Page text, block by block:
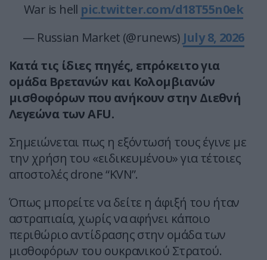
War is hell pic.twitter.com/d18T55n0ek
— Russian Market (@runews) July 8, 2026
Κατά τις ίδιες πηγές, επρόκειτο για
ομάδα Βρετανών και Κολομβιανών
μισθοφόρων που ανήκουν στην Διεθνή
Λεγεώνα των AFU.
Σημειώνεται πως η εξόντωσή τους έγινε με
την χρήση του «ειδικευμένου» για τέτοιες
αποστολές drone “KVN”.
Όπως μπορείτε να δείτε η άφιξή του ήταν
αστραπιαία, χωρίς να αφήνει κάποιο
περιθώριο αντίδρασης στην ομάδα των
μισθοφόρων του ουκρανικού Στρατού.